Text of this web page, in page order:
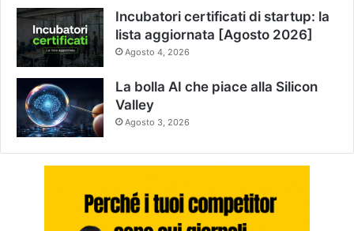
Incubatori certificati di startup: la
lista aggiornata [Agosto 2026]
Agosto 4, 2026
La bolla AI che piace alla Silicon
Valley
Agosto 3, 2026